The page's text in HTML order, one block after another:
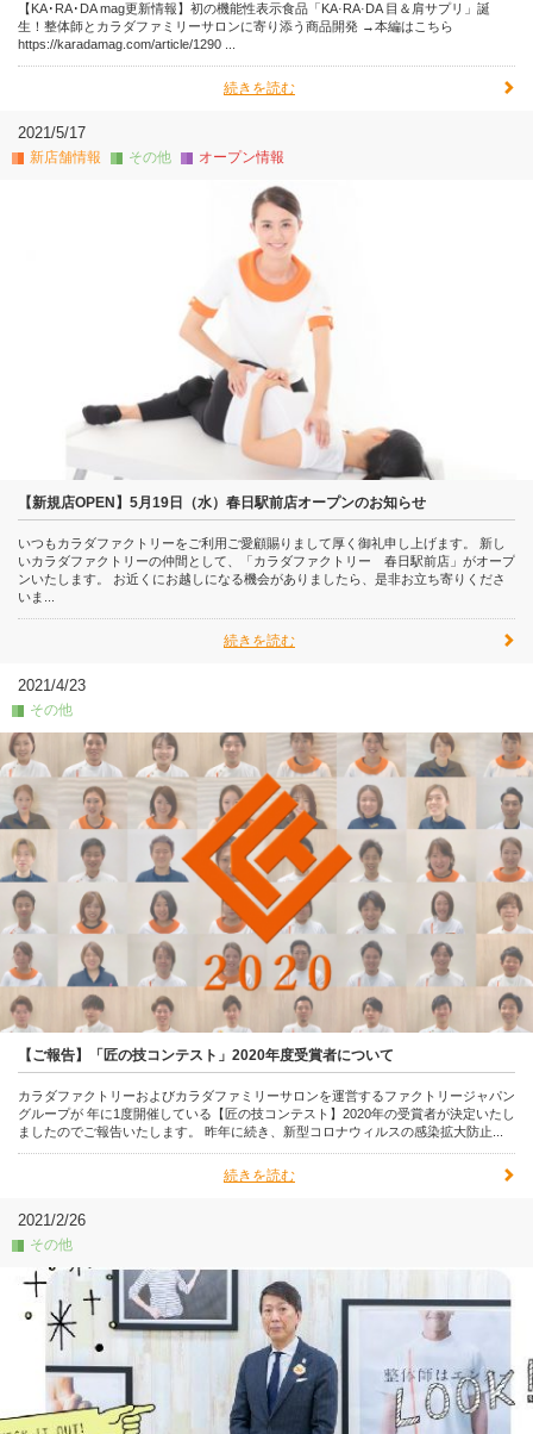
【KA･RA･DA mag更新情報】初の機能性表示食品「KA·RA·DA 目＆肩サプリ」誕
生！整体師とカラダファミリーサロンに寄り添う商品開発 →本編はこちら
https://karadamag.com/article/1290 ...
続きを読む
2021/5/17
新店舗情報 その他 オープン情報
【新規店OPEN】5月19日（水）春日駅前店オープンのお知らせ
いつもカラダファクトリーをご利用ご愛顧賜りまして厚く御礼申し上げます。 新し
いカラダファクトリーの仲間として、「カラダファクトリー 春日駅前店」がオープ
ンいたします。 お近くにお越しになる機会がありましたら、是非お立ち寄りくださ
いま...
続きを読む
2021/4/23
その他
【ご報告】「匠の技コンテスト」2020年度受賞者について
カラダファクトリーおよびカラダファミリーサロンを運営するファクトリージャパン
グループが 年に1度開催している【匠の技コンテスト】2020年の受賞者が決定いたし
ましたのでご報告いたします。 昨年に続き、新型コロナウィルスの感染拡大防止...
続きを読む
2021/2/26
その他